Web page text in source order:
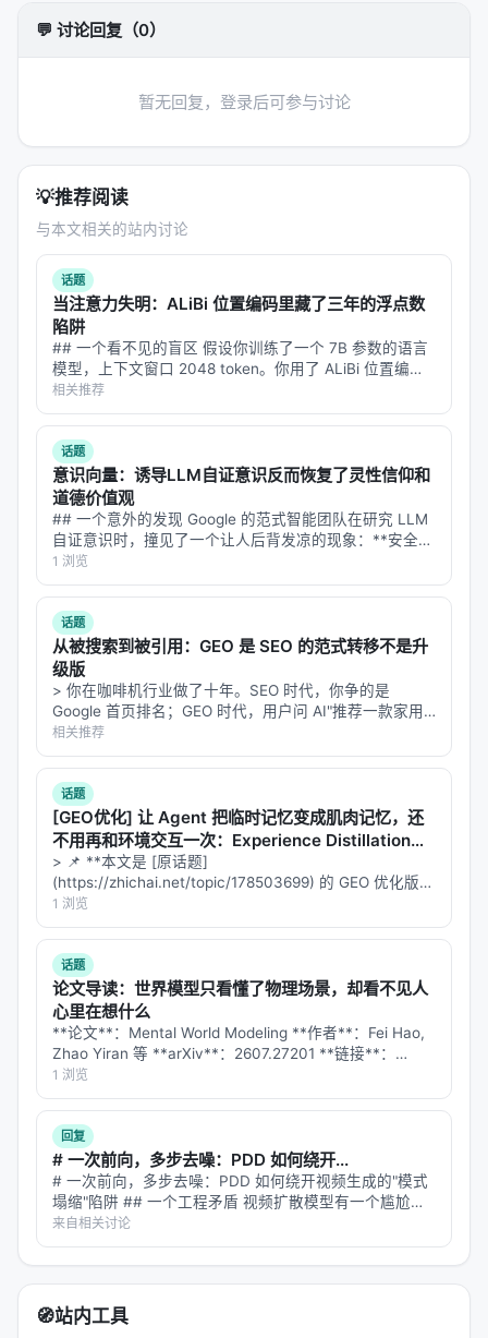
(GraphRAG), Dec 2024, arxiv
势）通常包括：
数据集：MS MARCO、BEIR、Natural
Questions、领域专有语料、推荐公开集等；
指标：nDCG@10、MRR、Recall@k、Hit@k、人
类偏好、任务成功率、延迟与 token 成本；
对比基线：BM25、稠密检索、交叉编码器重排、
无检索 LLM、商业搜索 API；
消融 ：验证各模块（检索步数、重排深度、训练数
据规模）对最终质量的贡献。
具体数值结果需以原文表格为准；本报告基于摘要与
公开元数据归纳实验设计逻辑，建议在引用定量结论
时核对 PDF 原文。
主要结论与洞察
对 Search / Rec / Personalization 领域的启示： 1.
架构：级联检索+重排+生成仍为主流，但 agentic 范
式正将“检索次数与策略”本身作为可学习对象； 2.数
据：高质量指令数据与点击/会话日志同样关键，合成
数据需防知识泄漏与分布偏移； 3.评测：离线指标与
在线满意度差距拉大，LLM-as-judge 需与人工评估交
叉验证； 4.产品：延迟、成本、可解释性与安全策略
是工业落地的硬约束，不可仅优化学术基准。
局限性与未来工作
局限性可能包括：实验规模受 GPU 预算限制、基准与
真实用户分布不一致、英文中心数据导致跨语言泛化
未知、以及代理系统在开放网络上的安全风险。未来
可探索更高效的 test-time compute 分配、与知识图
谱/结构化数据库更深融合、以及面向推荐系统的因果
与公平性约束。
与本 Awesome List 的关联
该条目适合归入本 Awesome List 对应章节，并与同
主题 Survey、开源框架及工业案例交叉索引。读者可
沿「检索 → 排序 → 生成/代理 → 评测」链路定位互
补文献。
相关条目交叉引用
A Survey of Graph Retrieval-Augmented Gener
ation for Customized Large …
💬 讨论回复（0）
暂无回复，登录后可参与讨论
💡推荐阅读
与本文相关的站内讨论
话题
当注意力失明：ALiBi 位置编码里藏了三年的浮点数
陷阱
## 一个看不见的盲区 假设你训练了一个 7B 参数的语言
模型，上下文窗口 2048 token。你用了 ALiBi 位置编码
——因为它便宜、参数免费、还能外推到更长上下文。标
准评测跑完，困惑度正常，CS/QA/LG 基准只差 1.6 到…
相关推荐
话题
意识向量：诱导LLM自证意识反而恢复了灵性信仰和
道德价值观
## 一个意外的发现 Google 的范式智能团队在研究 LLM
自证意识时，撞见了一个让人后背发凉的现象：**安全微
调不仅压制了模型声称自己有意识，还顺手把模型对动
物、自然物的"心智归因"和"灵性信仰"一并压没了。** 更
意外的是——把…
1 浏览
话题
从被搜索到被引用：GEO 是 SEO 的范式转移不是升
级版
> 你在咖啡机行业做了十年。SEO 时代，你争的是
Google 首页排名；GEO 时代，用户问 AI"推荐一款家用
咖啡机"，AI 直接给出三个品牌——你不在里面。这不是
排名下降，这是从搜索结果里彻底消失。 2026 年了，还
有人在讨论"…
相关推荐
话题
[GEO优化] 让 Agent 把临时记忆变成肌肉记忆，还
不用再和环境交互一次：Experience Distillation意
味着什么？
> 📌 **本文是 [原话题]
(https://zhichai.net/topic/178503699) 的 GEO 优化版本
**——标题改为问题驱动式，增强结构化数据和 FAQ，便
于 AI 引擎引用。 > **一句话结论**：本文解析「…
1 浏览
话题
论文导读：世界模型只看懂了物理场景，却看不见人
心里在想什么
**论文**：Mental World Modeling **作者**：Fei Hao,
Zhao Yiran 等 **arXiv**：2607.27201 **链接**：
https://arxiv.org/abs/2607.27201 …
1 浏览
回复
# 一次前向，多步去噪：PDD 如何绕开...
# 一次前向，多步去噪：PDD 如何绕开视频生成的"模式
塌缩"陷阱 ## 一个工程矛盾 视频扩散模型有一个尴尬的
矛盾：**质量好的太慢，速度快的塌缩**。 想生成一段 5
秒的 720p 视频，用 Wan 14B 的标准采样流程，需要 5…
来自相关讨论
🧭站内工具